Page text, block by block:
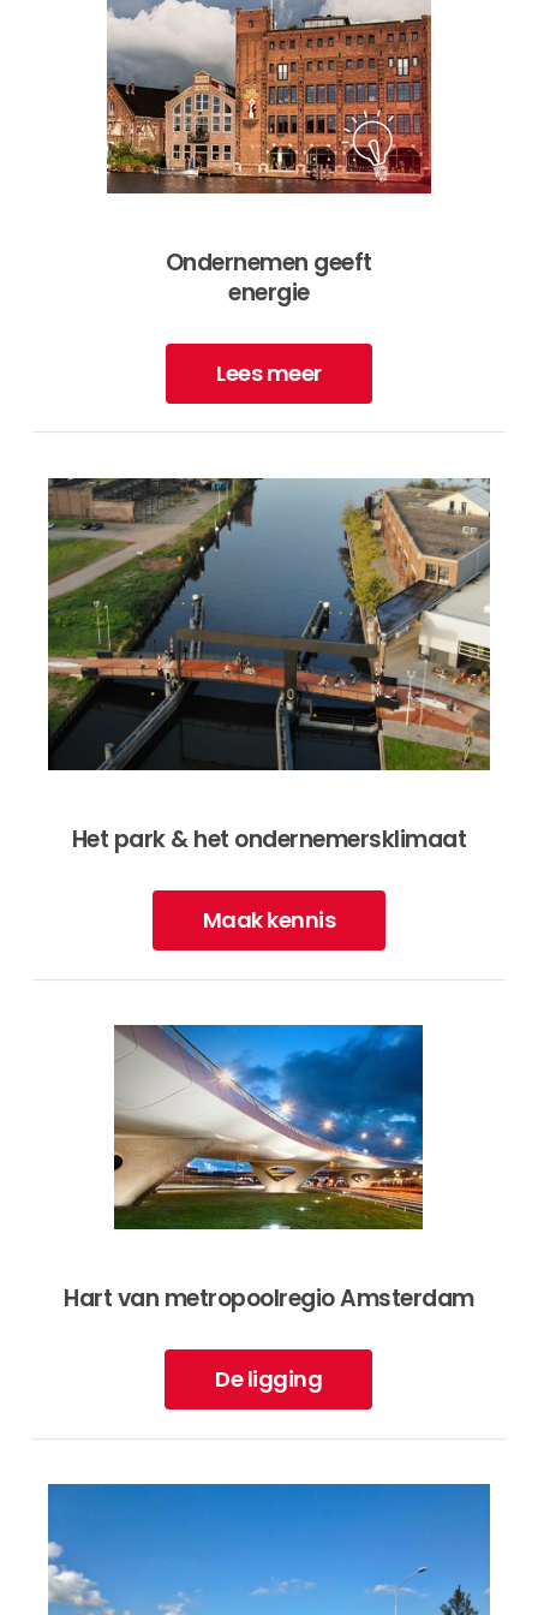
Ondernemen geeft
energie
Lees meer
Het park & het ondernemersklimaat
Maak kennis
Hart van metropool­regio Amsterdam
De ligging